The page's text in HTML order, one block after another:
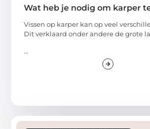
Wat heb je nodig om karper
Vissen op karper kan op veel
Dit verklaard onder andere de grote
...